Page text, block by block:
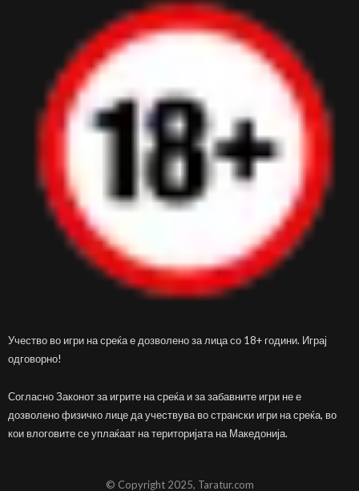
Учество во игри на среќа е дозволено за лица со 18+ години. Играј
одговорно!
Согласно Законот за игрите на среќа и за забавните игри не е
дозволено физичко лице да учествува во странски игри на среќа, во
кои влоговите се уплаќаат на територијата на Македонија.
© Copyright 2025, Taratur.com